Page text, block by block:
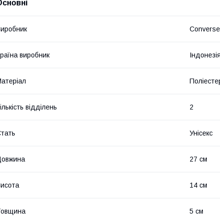
Converse
виробник
відділень 2
Унісекс
27 см
14 см
5 см